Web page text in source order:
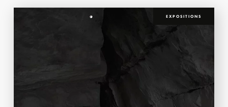
EXPOSITIONS